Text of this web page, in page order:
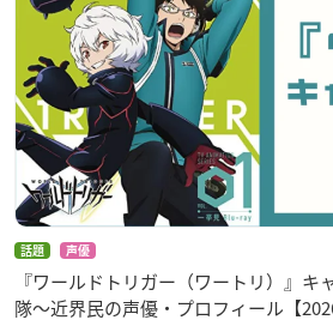
キングダム
楊端和（ようたん
わ）
機動戦士ガンダムAG
ドレーネ・イゼルカ
ント
話題 声優
『ワールドトリガー（ワートリ）』キ
隊〜近界民の声優・プロフィール【